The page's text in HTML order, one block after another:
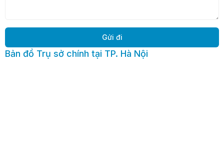
Gửi đi
Bản đồ Trụ sở chính tại TP. Hà Nội